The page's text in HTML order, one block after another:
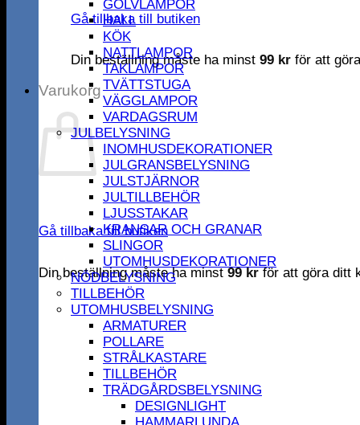
Gå tillbaka till butiken
Din beställning måste ha minst 99 kr för att
Varukorg
Gå tillbaka till butiken
Din beställning måste ha minst99krför att göra ditt
GOLVLAMPOR
HALL
KÖK
NATTLAMPOR
TAKLAMPOR
TVÄTTSTUGA
VÄGGLAMPOR
VARDAGSRUM
JULBELYSNING
INOMHUSDEKORATIONER
JULGRANSBELYSNING
JULSTJÄRNOR
JULTILLBEHÖR
LJUSSTAKAR
KRANSAR OCH GRANAR
SLINGOR
UTOMHUSDEKORATIONER
NÖDBELYSNING
TILLBEHÖR
UTOMHUSBELYSNING
ARMATURER
POLLARE
STRÅLKASTARE
TILLBEHÖR
TRÄDGÅRDSBELYSNING
DESIGNLIGHT